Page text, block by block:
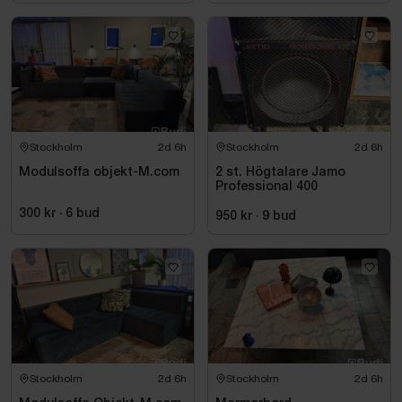
Stockholm 2d 6h
Modulsoffa objekt-M.com
300 kr · 6 bud
Stockholm 2d 6h
2 st. Högtalare Jamo
Professional 400
950 kr · 9 bud
Stockholm 2d 6h Stockholm 2d 6h